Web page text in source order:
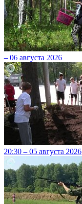
– 06 августа 2026
20:30 – 05 августа 2026